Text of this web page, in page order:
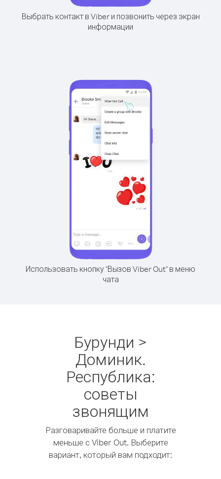
Выбрать контакт в Viber и позвонить через экран
информации
Использовать кнопку "Вызов Viber Out" в меню
чата
Бурунди >
Доминик.
Республика:
советы
звонящим
Разговаривайте больше и платите
меньше с Viber Out. Выберите
вариант, который вам подходит: